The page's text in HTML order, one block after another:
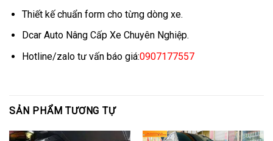
Thiết kế chuẩn form cho từng dòng xe.
Dcar Auto Nâng Cấp Xe Chuyên Nghiệp.
Hotline/zalo tư vấn báo giá:0907177557
SẢN PHẨM TƯƠNG TỰ